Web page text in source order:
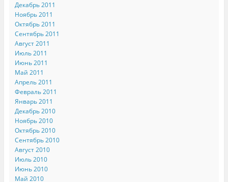
Декабрь 2011
Ноябрь 2011
Октябрь 2011
Сентябрь 2011
Август 2011
Июль 2011
Июнь 2011
Май 2011
Апрель 2011
Февраль 2011
Январь 2011
Декабрь 2010
Ноябрь 2010
Октябрь 2010
Сентябрь 2010
Август 2010
Июль 2010
Июнь 2010
Май 2010